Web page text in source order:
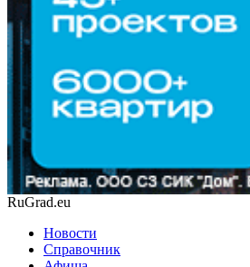
RuGrad.eu
Новости
Справочник